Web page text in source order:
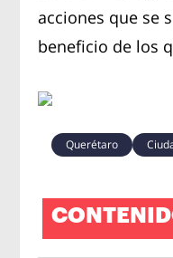
acciones que se
beneficio de los
Querétaro